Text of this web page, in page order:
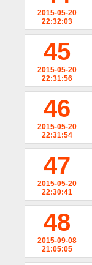
2015-05-20
22:32:03
45
2015-05-20
22:31:56
46
2015-05-20
22:31:54
47
2015-05-20
22:30:41
48
2015-09-08
21:05:05